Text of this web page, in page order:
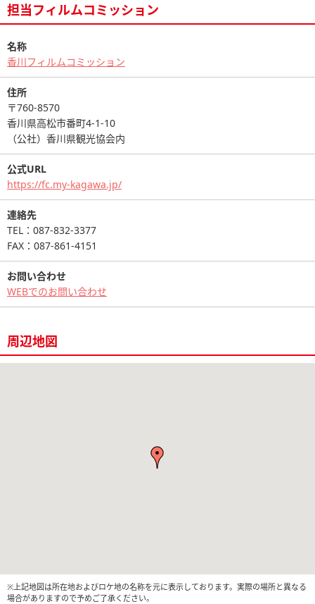
担当フィルムコミッション
名称
香川フィルムコミッション
住所
〒760-8570
香川県高松市番町4-1-10
（公社）香川県観光協会内
公式URL
https://fc.my-kagawa.jp/
連絡先
TEL：087-832-3377
FAX：087-861-4151
お問い合わせ
WEBでのお問い合わせ
周辺地図
※上記地図は所在地およびロケ地の名称を元に表示しております。実際の場所と異なる
場合がありますので予めご了承ください。